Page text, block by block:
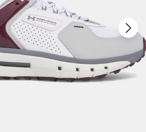
Giriş Yap
yeni misiniz?Kayıt Ol
Üye Olmadan Devam Et
Giriş Sayfasına Dön
Zaten hesabın var mı? Giriş yap